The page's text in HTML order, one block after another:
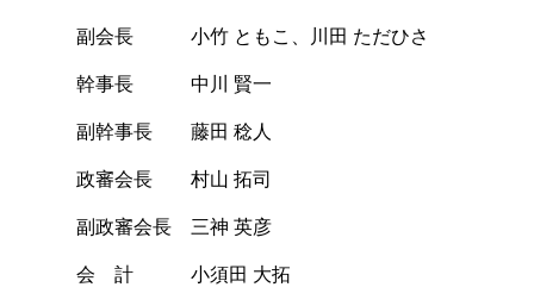
副会長 小竹 ともこ、川田 ただひさ
幹事長 中川 賢一
副幹事長 藤田 稔人
政審会長 村山 拓司
副政審会長 三神 英彦
会 計 小須田 大拓